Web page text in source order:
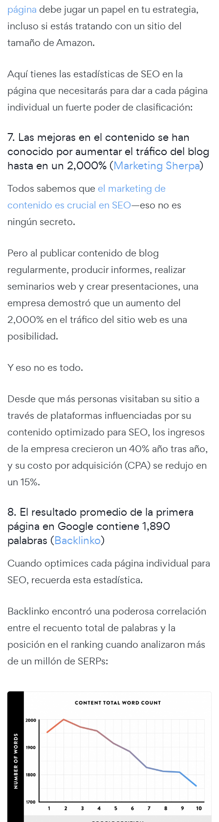
página debe jugar un papel en tu estrategia,
incluso si estás tratando con un sitio del
tamaño de Amazon.
Aquí tienes las estadísticas de SEO en la
página que necesitarás para dar a cada página
individual un fuerte poder de clasificación:
7. Las mejoras en el contenido se han
conocido por aumentar el tráfico del blog
hasta en un 2,000% (Marketing Sherpa)
Todos sabemos que el marketing de
contenido es crucial en SEO—eso no es
ningún secreto.
Pero al publicar contenido de blog
regularmente, producir informes, realizar
seminarios web y crear presentaciones, una
empresa demostró que un aumento del
2,000% en el tráfico del sitio web es una
posibilidad.
Y eso no es todo.
Desde que más personas visitaban su sitio a
través de plataformas influenciadas por su
contenido optimizado para SEO, los ingresos
de la empresa crecieron un 40% año tras año,
y su costo por adquisición (CPA) se redujo en
un 15%.
8. El resultado promedio de la primera
página en Google contiene 1,890
palabras (Backlinko)
Cuando optimices cada página individual para
SEO, recuerda esta estadística.
Backlinko encontró una poderosa correlación
entre el recuento total de palabras y la
posición en el ranking cuando analizaron más
de un millón de SERPs: